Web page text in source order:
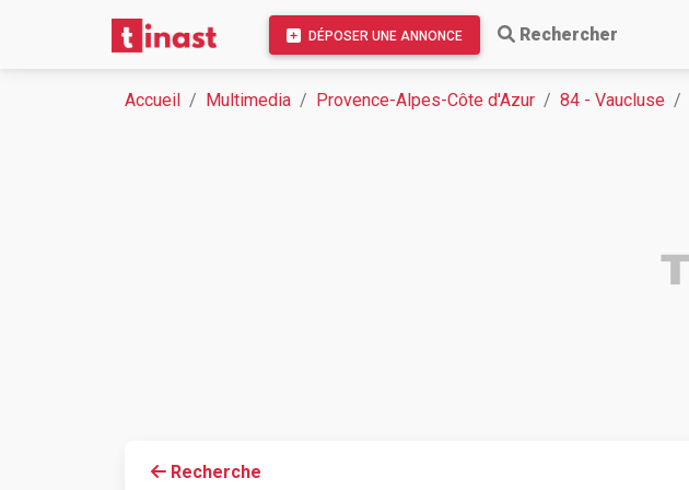
DÉPOSER UNE ANNONCE Rechercher
Accueil Multimedia Provence-Alpes-Côte d'Azur 84 - Vaucluse
Recherche